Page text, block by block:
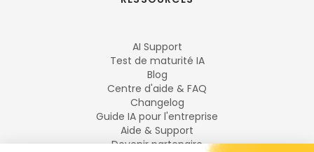
AI Support
Test de maturité IA
Blog
Centre d'aide & FAQ
Changelog
Guide IA pour l'entreprise
Aide & Support
Devenir partenaire